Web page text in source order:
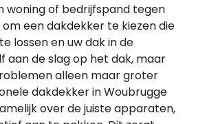
woning of bedrijfspand tegen
een dakdekker te kiezen die
lossen en uw dak in de
aan de slag op het dak, maar
alleen maar groter
dakdekker in Woubrugge
over de juiste apparaten,